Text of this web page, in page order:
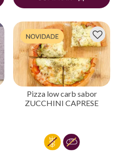
Pizza low carb sabor
ZUCCHINI CAPRESE